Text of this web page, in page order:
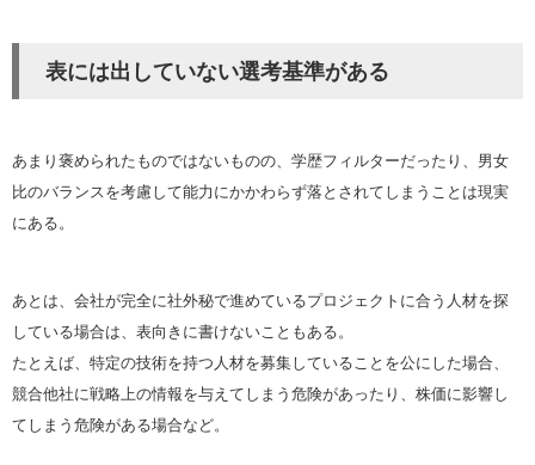
表には出していない選考基準がある
あまり褒められたものではないものの、学歴フィルターだったり、男女
比のバランスを考慮して能力にかかわらず落とされてしまうことは現実
にある。
あとは、会社が完全に社外秘で進めているプロジェクトに合う人材を探
している場合は、表向きに書けないこともある。
たとえば、特定の技術を持つ人材を募集していることを公にした場合、
競合他社に戦略上の情報を与えてしまう危険があったり、株価に影響し
てしまう危険がある場合など。